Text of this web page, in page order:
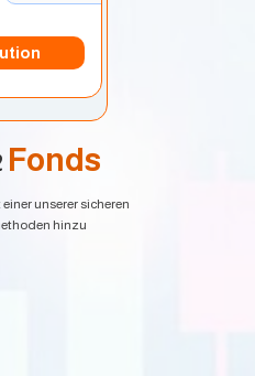
Fonds
unserer sicheren
hinzu